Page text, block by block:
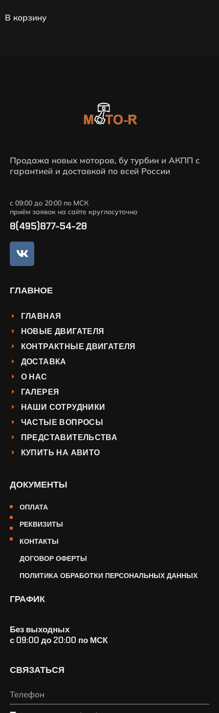
В корзину
Продажа новых моторов, бу турбин и АКПП с
гарантией и доставкой по всей России
с 09:00 до 20:00 по МСК
приём заявок на сайте круглосуточно
8(495)877-54-28
ГЛАВНОЕ
ГЛАВНАЯ
НОВЫЕ ДВИГАТЕЛЯ
КОНТРАКТНЫЕ ДВИГАТЕЛЯ
ДОСТАВКА
О НАС
ГАЛЕРЕЯ
НАШИ СОТРУДНИКИ
ЧАСТЫЕ ВОПРОСЫ
ПРЕДСТАВИТЕЛЬСТВА
КУПИТЬ НА АВИТО
ДОКУМЕНТЫ
ОПЛАТА
РЕКВИЗИТЫ
КОНТАКТЫ
ДОГОВОР ОФЕРТЫ
ПОЛИТИКА ОБРАБОТКИ ПЕРСОНАЛЬНЫХ ДАННЫХ
ГРАФИК
Без выходных
с 09:00 до 20:00 по МСК
СВЯЗАТЬСЯ